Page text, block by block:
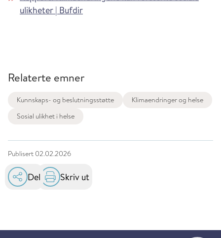
ulikheter | Bufdir
Relaterte emner
Kunnskaps- og beslutningsstøtte
Klimaendringer og helse
Sosial ulikhet i helse
Publisert 02.02.2026
Del Skriv ut